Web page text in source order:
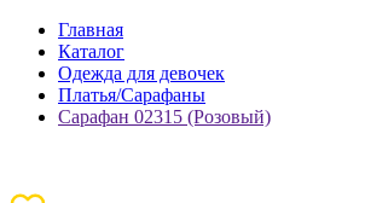
Главная
Каталог
Одежда для девочек
Платья/Сарафаны
Сарафан 02315 (Розовый)